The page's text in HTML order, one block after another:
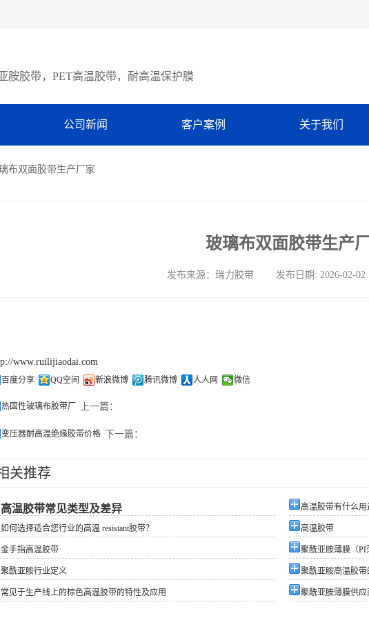
胺胶带，PET高温胶带，耐高温保护膜
公司新闻 客户案例 关于我们
布双面胶带生产厂家
玻璃布双面胶带生产
发布来源：瑞力胶带 发布日期: 2026-02-
www.ruilijiaodai.com
百度分享 QQ空间 新浪微博 腾讯微博 人人网 微信
上一篇：
热固性玻璃布胶带厂
下一篇：
变压器耐高温绝缘胶带价格
关推荐
高温胶带常见类型及差异 高温胶带有什么用
如何选择适合您行业的高温 resistant胶带？ 高温胶带
金手指高温胶带 聚酰亚胺薄膜（PI
聚酰亚胺行业定义 聚酰亚胺高温胶
常见于生产线上的棕色高温胶带的特性及应用 聚酰亚胺薄膜供应